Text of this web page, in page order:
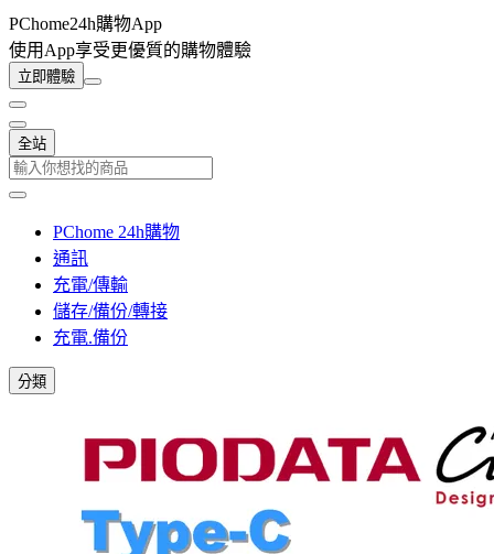
PChome24h購物App
使用App享受更優質的購物體驗
立即體驗
全站
PChome 24h購物
通訊
充電/傳輸
儲存/備份/轉接
充電.備份
分類